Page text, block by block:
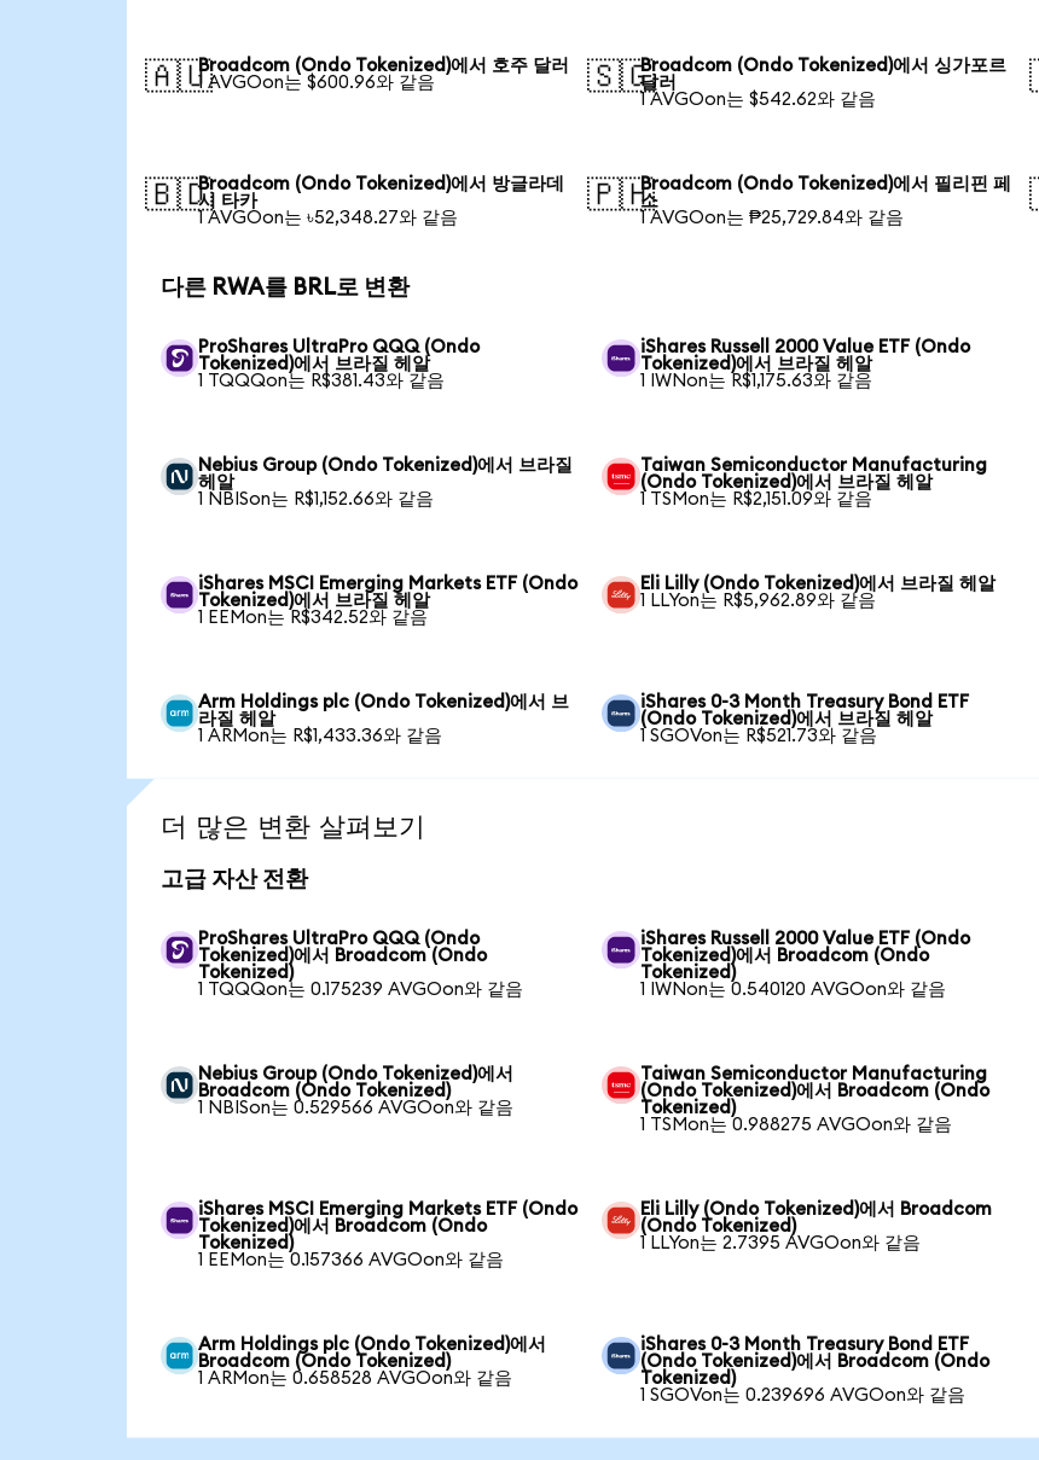
🇦🇺Broadcom (Ondo Tokenized)에서 호주 달러
1 AVGOon는 $600.96와 같음
🇸🇬Broadcom (Ondo Tokenized)에서 싱가포르
달러
1 AVGOon는 $542.62와 같음
🇧🇩Broadcom (Ondo Tokenized)에서 방글라데
시 타카
1 AVGOon는 ৳52,348.27와 같음
🇵🇭Broadcom (Ondo Tokenized)에서 필리핀 페
소
1 AVGOon는 ₱25,729.84와 같음
다른 RWA를 BRL로 변환
ProShares UltraPro QQQ (Ondo
Tokenized)에서 브라질 헤알
1 TQQQon는 R$381.43와 같음
iShares Russell 2000 Value ETF (Ondo
Tokenized)에서 브라질 헤알
1 IWNon는 R$1,175.63와 같음
Nebius Group (Ondo Tokenized)에서 브라질
헤알
1 NBISon는 R$1,152.66와 같음
Taiwan Semiconductor Manufacturing
(Ondo Tokenized)에서 브라질 헤알
1 TSMon는 R$2,151.09와 같음
iShares MSCI Emerging Markets ETF (Ondo
Tokenized)에서 브라질 헤알
1 EEMon는 R$342.52와 같음
Eli Lilly (Ondo Tokenized)에서 브라질 헤알
1 LLYon는 R$5,962.89와 같음
Arm Holdings plc (Ondo Tokenized)에서 브
라질 헤알
1 ARMon는 R$1,433.36와 같음
iShares 0-3 Month Treasury Bond ETF
(Ondo Tokenized)에서 브라질 헤알
1 SGOVon는 R$521.73와 같음
더 많은 변환 살펴보기
고급 자산 전환
ProShares UltraPro QQQ (Ondo
Tokenized)에서 Broadcom (Ondo
Tokenized)
1 TQQQon는 0.175239 AVGOon와 같음
iShares Russell 2000 Value ETF (Ondo
Tokenized)에서 Broadcom (Ondo
Tokenized)
1 IWNon는 0.540120 AVGOon와 같음
Nebius Group (Ondo Tokenized)에서
Broadcom (Ondo Tokenized)
1 NBISon는 0.529566 AVGOon와 같음
Taiwan Semiconductor Manufacturing
(Ondo Tokenized)에서 Broadcom (Ondo
Tokenized)
1 TSMon는 0.988275 AVGOon와 같음
iShares MSCI Emerging Markets ETF (Ondo
Tokenized)에서 Broadcom (Ondo
Tokenized)
1 EEMon는 0.157366 AVGOon와 같음
Eli Lilly (Ondo Tokenized)에서 Broadcom
(Ondo Tokenized)
1 LLYon는 2.7395 AVGOon와 같음
Arm Holdings plc (Ondo Tokenized)에서
Broadcom (Ondo Tokenized)
1 ARMon는 0.658528 AVGOon와 같음
iShares 0-3 Month Treasury Bond ETF
(Ondo Tokenized)에서 Broadcom (Ondo
Tokenized)
1 SGOVon는 0.239696 AVGOon와 같음